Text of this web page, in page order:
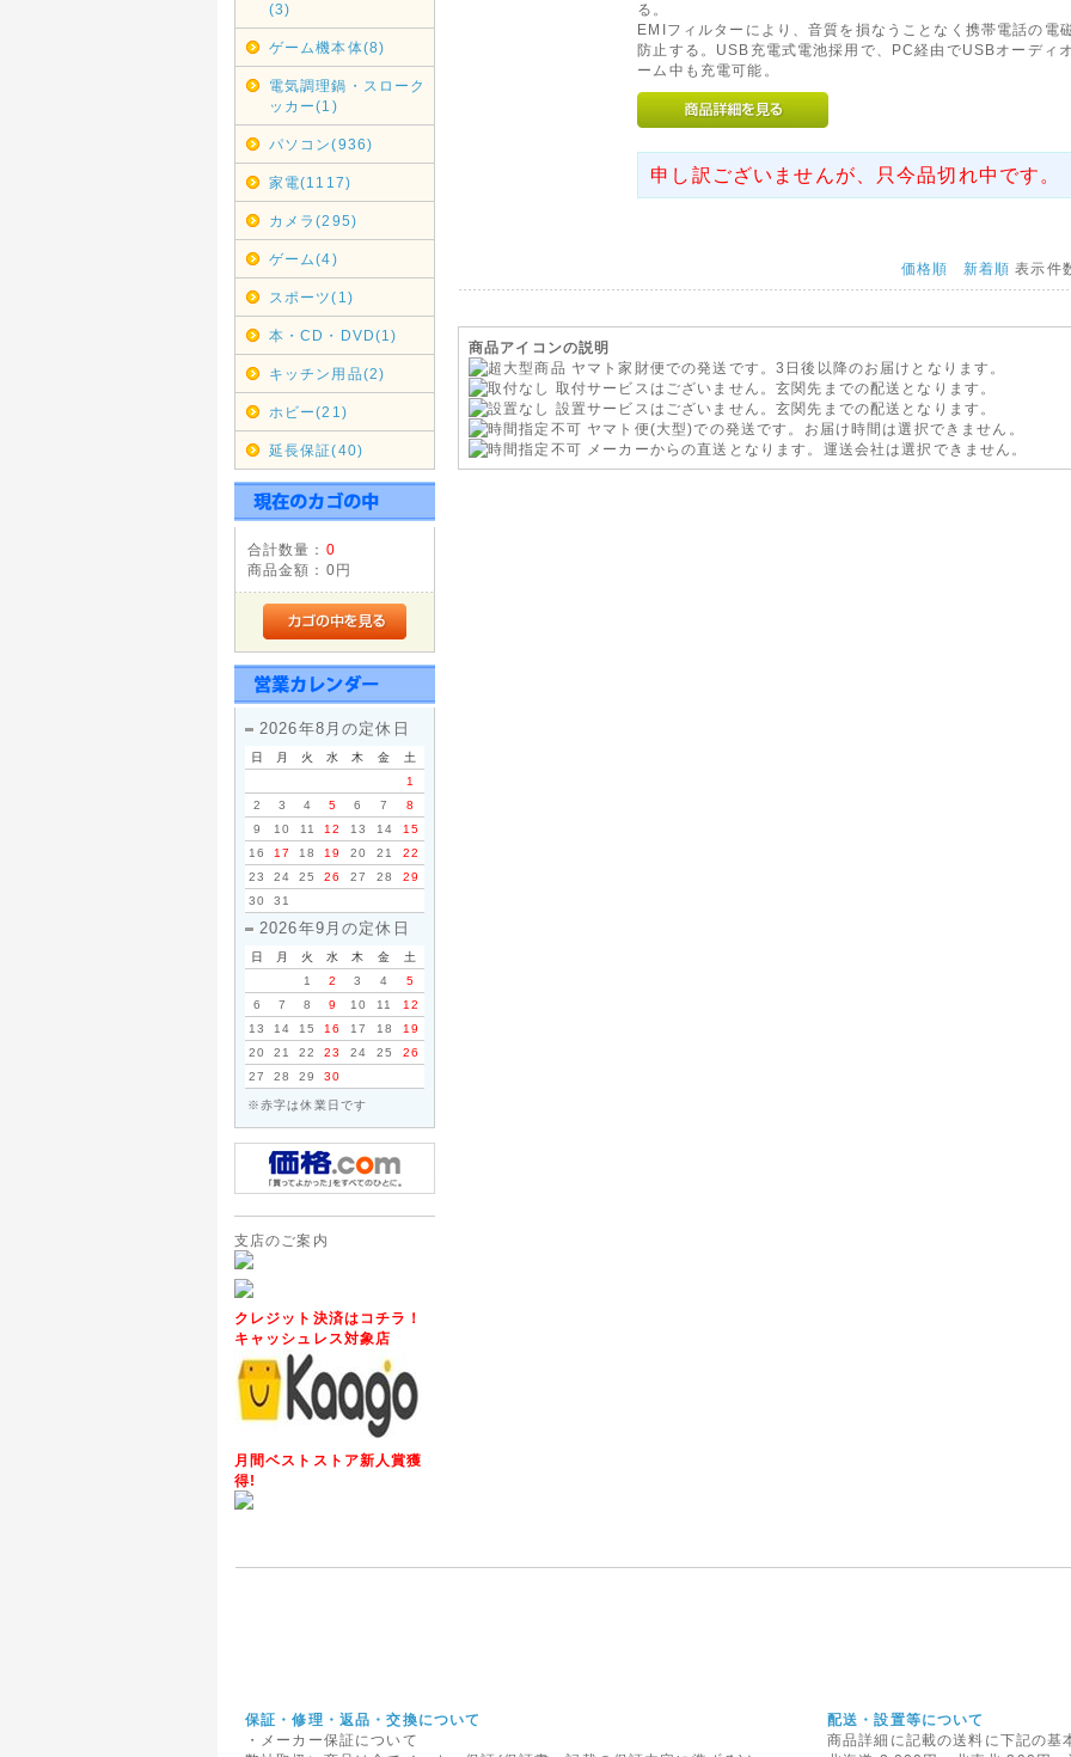
(3)
ゲーム機本体(8)
電気調理鍋・スローク
ッカー(1)
パソコン(936)
家電(1117)
カメラ(295)
ゲーム(4)
スポーツ(1)
本・CD・DVD(1)
キッチン用品(2)
ホビー(21)
延長保証(40)
合計数量： 0
商品金額： 0円
2026年8月の定休日
日 月 火 水 木 金
土
1
2
3 4 5 6 7
8
9
10 11 12 13 14
15
16
17 18 19 20 21
22
23
24 25 26 27 28
29
30
31
2026年9月の定休日
日 月 火 水 木 金
土
1
2 3 4
5
6
7 8 9 10 11
12
13
14 15 16 17 18
19
20
21 22 23 24 25
26
27
28 29 30
※赤字は休業日です
支店のご案内
クレジット決済はコチラ！
キャッシュレス対象店
月間ベストストア新人賞獲
得!
11/17(土)は店休日とさせていただきます。
台風の影響により集荷、配達業務に遅延が発生する恐れがあります。
ご利用のお客様にはご迷惑をお掛けしますが、予めご了承の上ご注文を頂きます様お
お客様よりメールが届いてないとメールでお問い合わせいただく事が増えておりますが、メールアド
変えてからお問い合わせいただきませんと返信は届きませんのでご注意くださいませ。
自動返信メール・お問い合わせの回答が届かないお客様にはお手数ではございますが、メールアドレ
更のち受信設定をお試しくださいませ。
2016年06月16日
◇関東への送料改定につきまして◇
る。
EMIフィルターにより、音質を損なうことなく携帯電話の電
防止する。USB充電式電池採用で、PC経由でUSBオーディ
ーム中も充電可能。
申し訳ございませんが、只今品切れ中です。
価格順 新着順 表示件
商品アイコンの説明
ヤマト家財便での発送です。3日後以降のお届けとなります。
取付サービスはございません。玄関先までの配送となります。
設置サービスはございません。玄関先までの配送となります。
ヤマト便(大型)での発送です。お届け時間は選択できません。
メーカーからの直送となります。運送会社は選択できません。
保証・修理・返品・交換について
・メーカー保証について
配送・設置等について
商品詳細に記載の送料に下記の基